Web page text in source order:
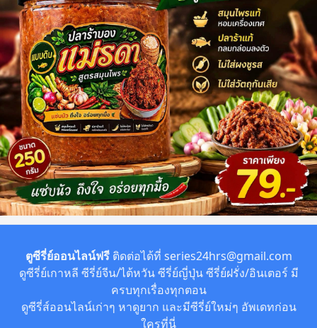
ตูซีรี่ย์ออนไลน์ฟรีติดต่อได้ที่ series24hrs@gmail.com
ดูซีรี่ย์เกาหลี ซีรี่ย์จีน/ไต้หวัน ซีรี่ย์ญี่ปุ่น ซีรี่ย์ฝรั่ง/อินเตอร์ มี
ครบทุกเรื่องทุกตอน
ดูซีรี่ส์ออนไลน์เก่าๆ หาดูยาก และมีซีรี่ย์ใหม่ๆ อัพเดทก่อน
ใครที่นี่